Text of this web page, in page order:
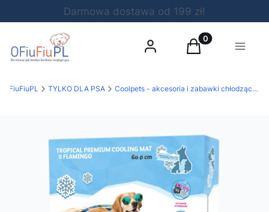
Darmowa dostawa od 199 zł!
Zaloguj sięProdukty w
Koszyk Menu
OFiuFiuPL TYLKO DLA PSA Coolpets - akcesoria i zabawki chłodzące dla zwierząt